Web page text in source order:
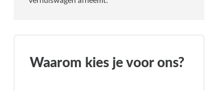
Waarom kies je voor ons?